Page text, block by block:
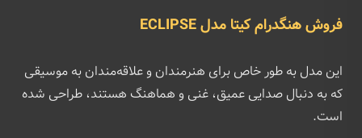
فروش هنگدرام کیتا مدل ECLIPSE
این مدل به طور خاص برای هنرمندان و علاقه‌مندان به موسیقی
که به دنبال صدایی عمیق، غنی و هماهنگ هستند، طراحی شده
است.